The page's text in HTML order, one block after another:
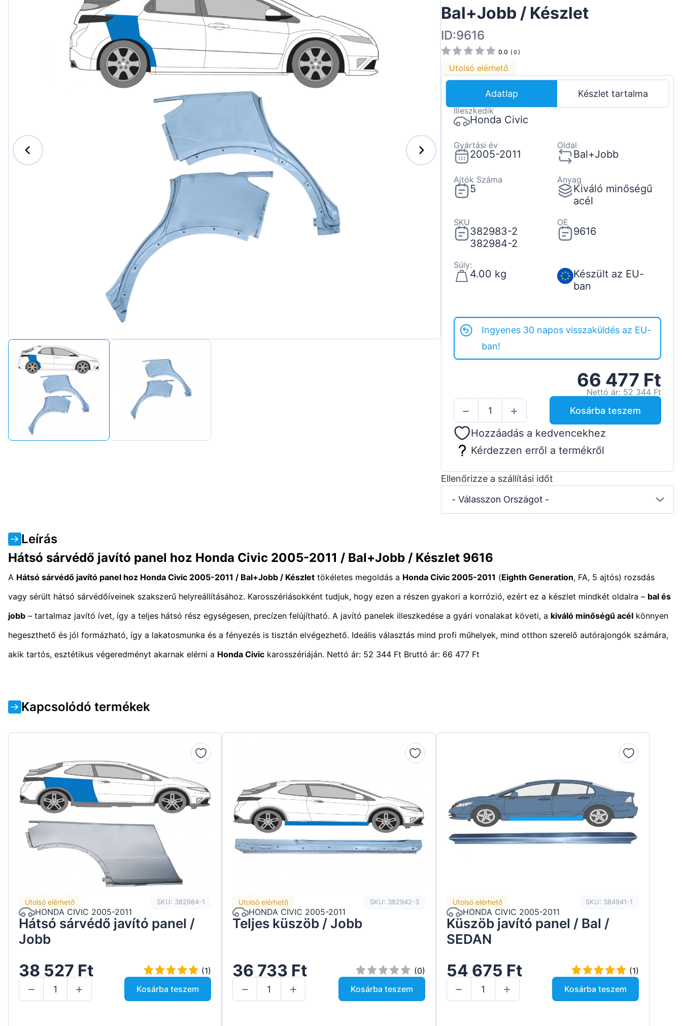
Suomen
Slovenian
Latvian
Ford
Hyundai
Iveco
Jeep
MAN
Mazda
Mercedes-Benz
Nissan
Opel Vauxhall
Peugeot
Renault
Tesla
Toyota
Volkswagen
Bal+Jobb / Készlet
ID:9616
0.0 ( 0 )
Utolsó elérhető
Adatlap Készlet tartalma
Illeszkedik
Honda Civic
Gyártási év
2005-2011
Oldal
Bal+Jobb
Ajtók Száma
5
Anyag
Kiváló minőségű
acél
SKU
382983-2
382984-2
OE
9616
Súly:
4.00 kg
Készült az EU-
ban
Ingyenes 30 napos visszaküldés az EU-
ban!
66 477 Ft
Nettó ár: 52 344 Ft
Kosárba teszem
Hozzáadás a kedvencekhez
Kérdezzen erről a termékről
Ellenőrizze a szállítási időt
- Válasszon Országot -
Leírás
Hátsó sárvédő javító panel hoz Honda Civic 2005-2011 / Bal+Jobb / Készlet 9616
A Hátsó sárvédő javító panel hoz Honda Civic 2005-2011 / Bal+Jobb / Készlet tökéletes megoldás a Honda Civic 2005-2011 (Eighth Generation, FA, 5 ajtós) rozsdás
vagy sérült hátsó sárvédőíveinek szakszerű helyreállításához. Karosszériásokként tudjuk, hogy ezen a részen gyakori a korrózió, ezért ez a készlet mindkét oldalra – bal és
jobb – tartalmaz javító ívet, így a teljes hátsó rész egységesen, precízen felújítható. A javító panelek illeszkedése a gyári vonalakat követi, a kiváló minőségű acél könnyen
hegeszthető és jól formázható, így a lakatosmunka és a fényezés is tisztán elvégezhető. Ideális választás mind profi műhelyek, mind otthon szerelő autórajongók számára,
akik tartós, esztétikus végeredményt akarnak elérni a Honda Civic karosszériáján. Nettó ár: 52 344 Ft Bruttó ár: 66 477 Ft
Kapcsolódó termékek
Utolsó elérhető SKU: 382984-1
HONDA CIVIC 2005-2011
Hátsó sárvédő javító panel /
Jobb
38 527 Ft
(1)
Kosárba teszem
Utolsó elérhető SKU: 382942-3
HONDA CIVIC 2005-2011
Teljes küszöb / Jobb
36 733 Ft
(0)
Kosárba teszem
Utolsó elérhető SKU: 384941-1
HONDA CIVIC 2005-2011
Küszöb javító panel / Bal /
SEDAN
54 675 Ft
(1)
Kosárba teszem